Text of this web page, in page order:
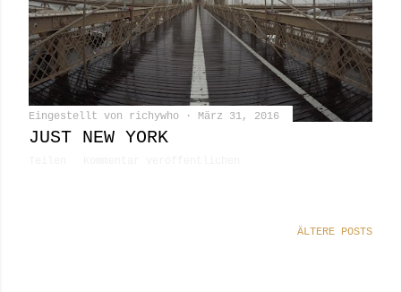
Eingestellt von richywho März 31, 2016
JUST NEW YORK
ÄLTERE POSTS